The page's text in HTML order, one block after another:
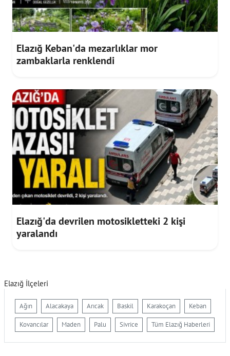
Elazığ Keban'da mezarlıklar mor
zambaklarla renklendi
Elazığ'da devrilen motosikletteki 2 kişi
yaralandı
Elazığ İlçeleri
Ağın Alacakaya Arıcak Baskil Karakoçan Keban
Kovancılar Maden Palu Sivrice Tüm Elazığ Haberleri